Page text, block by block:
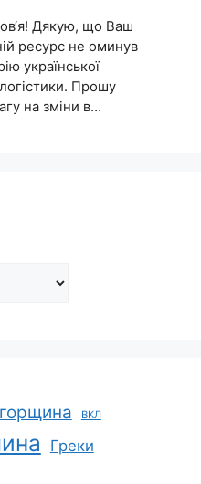
Дякую, що Ваш
ресурс не оминув
української
Прошу
на зміни в…
ВКЛ
Греки